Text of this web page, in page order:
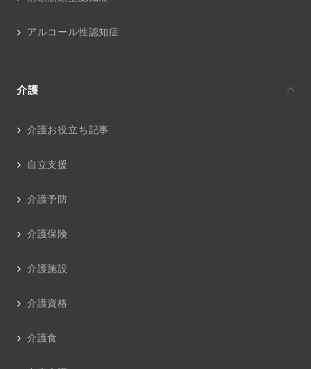
アルコール性認知症
介護
介護お役立ち記事
自立支援
介護予防
介護保険
介護施設
介護資格
介護食